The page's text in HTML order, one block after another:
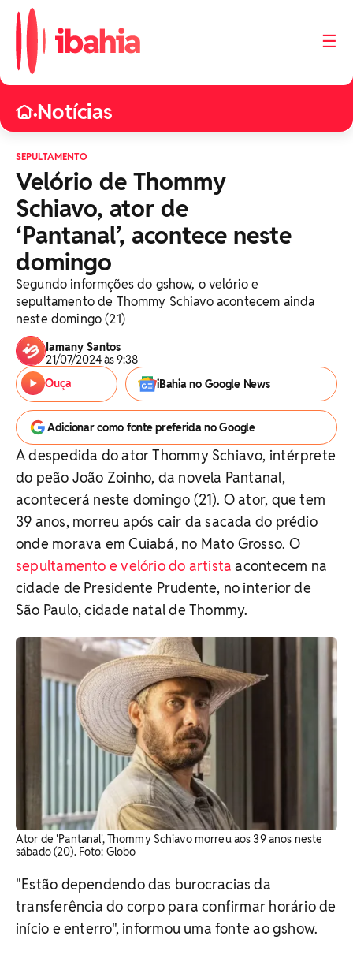
☰
•Notícias
SEPULTAMENTO
Velório de Thommy
Schiavo, ator de
‘Pantanal’, acontece neste
domingo
Segundo informções do gshow, o velório e
sepultamento de Thommy Schiavo acontecem ainda
neste domingo (21)
Iamany Santos
21/07/2024 às 9:38
Ouça
iBahia no Google News
Adicionar como fonte preferida no Google
A despedida do ator Thommy Schiavo, intérprete
do peão João Zoinho, da novela Pantanal,
acontecerá neste domingo (21). O ator, que tem
39 anos, morreu após cair da sacada do prédio
onde morava em Cuiabá, no Mato Grosso. O
sepultamento e velório do artista acontecem na
cidade de Presidente Prudente, no interior de
São Paulo, cidade natal de Thommy.
Ator de 'Pantanal', Thommy Schiavo morreu aos 39 anos neste
sábado (20). Foto: Globo
"Estão dependendo das burocracias da
transferência do corpo para confirmar horário de
início e enterro", informou uma fonte ao gshow.